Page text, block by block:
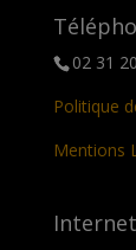
02 31
Politique
Mentions
Internet